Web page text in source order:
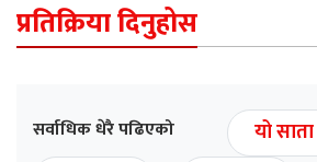
प्रतिक्रिया दिनुहोस
सर्वाधिक धेरै पढिएको
यो साता